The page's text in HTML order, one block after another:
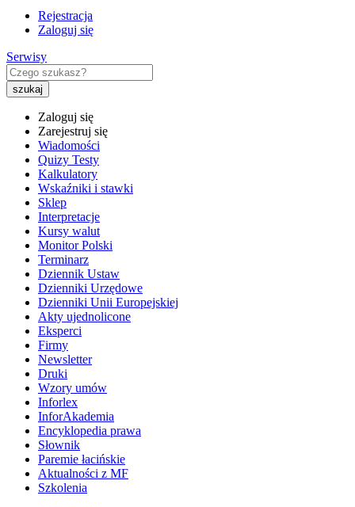
Rejestracja
Zaloguj się
Serwisy
Zaloguj się
Zarejestruj się
Wiadomości
Quizy Testy
Kalkulatory
Wskaźniki i stawki
Sklep
Interpretacje
Kursy walut
Monitor Polski
Terminarz
Dziennik Ustaw
Dzienniki Urzędowe
Dzienniki Unii Europejskiej
Akty ujednolicone
Eksperci
Firmy
Newsletter
Druki
Wzory umów
Inforlex
InforAkademia
Encyklopedia prawa
Słownik
Paremie łacińskie
Aktualności z MF
Szkolenia